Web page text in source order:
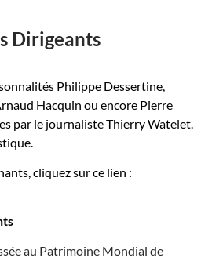
Dirigeants
Philippe Dessertine,
Hacquin ou encore Pierre
par le journaliste Thierry Watelet.
cliquez sur ce lien :
au Patrimoine Mondial de